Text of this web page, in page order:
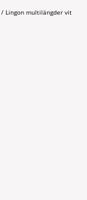
/ Lingon multilängder vit